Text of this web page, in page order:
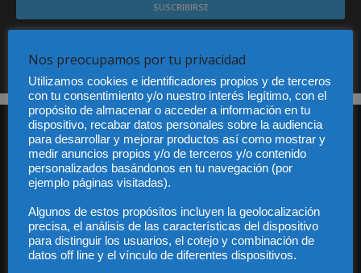
S.L. y no será cedido a un tercero en ningún caso.
Audiencia y Publicidad
Quiénes somos
Legal
Privacidad
Nos preocupamos por tu privacidad
Utilizamos cookies e identificadores propios y de terceros
con tu consentimiento y/o nuestro interés legítimo, con el
propósito de almacenar o acceder a información en tu
dispositivo, recabar datos personales sobre la audiencia
para desarrollar y mejorar productos así como mostrar y
medir anuncios propios y/o de terceros y/o contenido
personalizados basándonos en tu navegación (por
ejemplo páginas visitadas).
Algunos de estos propósitos incluyen la geolocalización
precisa, el análisis de las características del dispositivo
para distinguir los usuarios, el cotejo y combinación de
datos off line y el vínculo de diferentes dispositivos.